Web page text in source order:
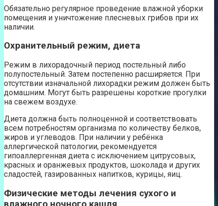
Обязательно регулярное проведение влажной уборки
помещения и уничтожение плесневых грибов при их
наличии.
Охранительный режим, диета
Режим в лихорадочный период постельный либо
полупостельный. Затем постепенно расширяется. При
отсутствии изначальной лихорадки режим должен быть
домашним. Могут быть разрешены короткие прогулки
на свежем воздухе.
Диета должна быть полноценной и соответствовать
всем потребностям организма по количеству белков,
жиров и углеводов. При наличии у ребёнка
аллергической патологии, рекомендуется
гипоаллергенная диета с исключением цитрусовых,
красных и оранжевых продуктов, шоколада и других
сладостей, газированных напитков, курицы, яиц.
Физические методы лечения сухого и